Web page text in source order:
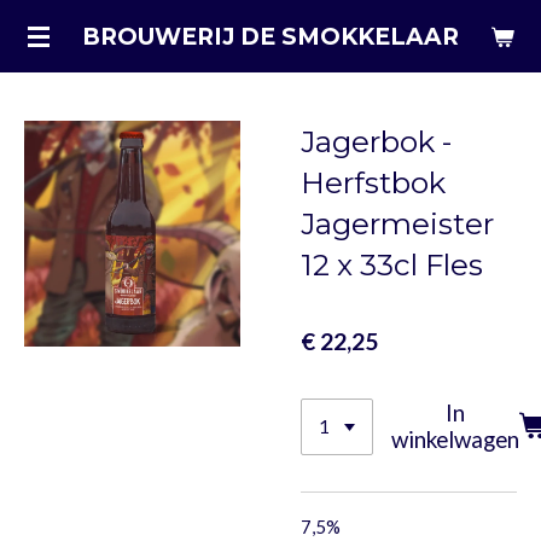
Ga
de
hoofdinhoud
BROUWERIJ DE SMOKKELAAR
Jagerbok -
Herfstbok
Jagermeister
12 x 33cl Fles
€ 22,25
In
winkelwagen
7,5%